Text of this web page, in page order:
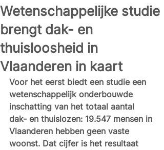
Wetenschappelijke studie
brengt dak- en
thuisloosheid in
Vlaanderen in kaart
Voor het eerst biedt een studie een
wetenschappelijk onderbouwde
inschatting van het totaal aantal
dak- en thuislozen: 19.547 mensen in
Vlaanderen hebben geen vaste
woonst. Dat cijfer is het resultaat